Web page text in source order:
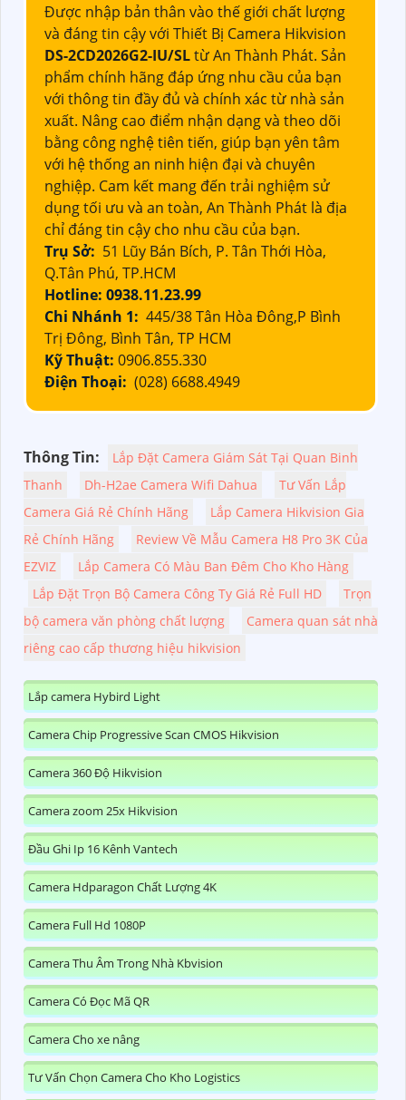
Được nhập bản thân vào thế giới chất lượng
và đáng tin cậy với Thiết Bị Camera Hikvision
DS-2CD2026G2-IU/SLtừ An Thành Phát. Sản
phẩm chính hãng đáp ứng nhu cầu của bạn
với thông tin đầy đủ và chính xác từ nhà sản
xuất. Nâng cao điểm nhận dạng và theo dõi
bằng công nghệ tiên tiến, giúp bạn yên tâm
với hệ thống an ninh hiện đại và chuyên
nghiệp. Cam kết mang đến trải nghiệm sử
dụng tối ưu và an toàn, An Thành Phát là địa
chỉ đáng tin cậy cho nhu cầu của bạn.
Trụ Sở: 51 Lũy Bán Bích, P. Tân Thới Hòa,
Q.Tân Phú, TP.HCM
Hotline: 0938.11.23.99
Chi Nhánh 1: 445/38 Tân Hòa Đông,P Bình
Trị Đông, Bình Tân, TP HCM
Kỹ Thuật: 0906.855.330
Điện Thoại: (028) 6688.4949
Thông Tin:
Lắp Đặt Camera Giám Sát Tại Quan Binh
Thanh
Dh-H2ae Camera Wifi Dahua
Tư Vấn Lắp
Camera Giá Rẻ Chính Hãng
Lắp Camera Hikvision Gia
Rẻ Chính Hãng
Review Về Mẫu Camera H8 Pro 3K Của
EZVIZ
Lắp Camera Có Màu Ban Đêm Cho Kho Hàng
Lắp Đặt Trọn Bộ Camera Công Ty Giá Rẻ Full HD
Trọn
bộ camera văn phòng chất lượng
Camera quan sát nhà
riêng cao cấp thương hiệu hikvision
Lắp camera Hybird Light
Camera Chip Progressive Scan CMOS Hikvision
Camera 360 Độ Hikvision
Camera zoom 25x Hikvision
Đầu Ghi Ip 16 Kênh Vantech
Camera Hdparagon Chất Lượng 4K
Camera Full Hd 1080P
Camera Thu Âm Trong Nhà Kbvision
Camera Có Đọc Mã QR
Camera Cho xe nâng
Tư Vấn Chọn Camera Cho Kho Logistics